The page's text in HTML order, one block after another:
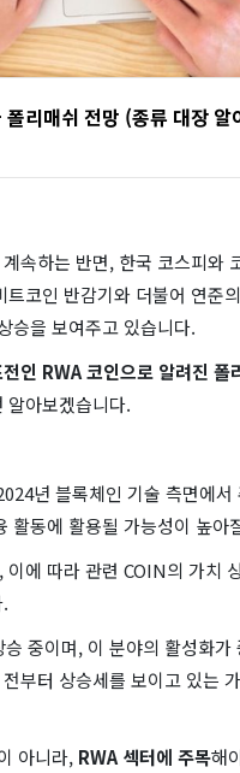
폴리매쉬 전망 (종류 대장 알
속하는 반면, 한국 코스피와
코인 반감기와 더불어 연준
승을 보여주고 있습니다.
인 RWA 코인으로 알려진
알아보겠습니다.
년 블록체인 기술 측면에
활동에 활용될 가능성이 높아
에 따라 관련 COIN의 가치
중이며, 이 분야의 활성화
부터 상승세를 보이고 있는
아니라, RWA 섹터에 주목해